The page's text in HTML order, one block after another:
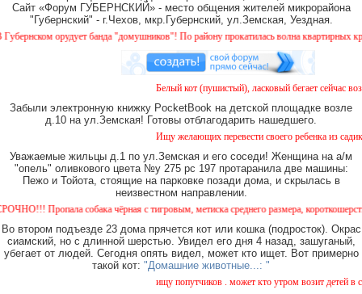
Сайт «Форум ГУБЕРНСКИЙ» - место общения жителей микрорайона
"Губернский" - г.Чехов, мкр.Губернский, ул.Земская, Уездная.
орудует банда "домушников"! По району прокатилась волна квартирных краж,
Белый кот (пушистый), ласковый бегает сейчас
Забыли электронную книжку PocketBook на детской площадке возле
д.10 на ул.Земская! Готовы отблагодарить нашедшего.
Ищу желающих перевести своего ребенка из
Уважаемые жильцы д.1 по ул.Земская и его соседи! Женщина на а/м
"опель" оливкового цвета №у 275 рс 197 протаранила две машины:
Пежо и Тойота, стоящие на парковке позади дома, и скрылась в
неизвестном направлении.
Пропала собака чёрная с тигровым, метиска среднего размера, короткошерстная.
Во втором подъезде 23 дома прячется кот или кошка (подросток). Окрас
сиамский, но с длинной шерстью. Увидел его дня 4 назад, зашуганый,
убегает от людей. Сегодня опять видел, может кто ищет. Вот примерно
такой кот: "Домашние животные...: "
ищу попутчиков . может кто утром возит детей в